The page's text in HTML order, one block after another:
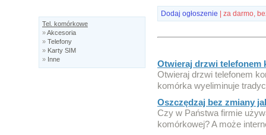
Tel. komórkowe
»Akcesoria
» Telefony
» Karty SIM
» Inne
Dodaj ogłoszenie | za darmo,
Otwieraj drzwi telefonem
Otwieraj drzwi telefonem
komórka wyeliminuje
Oszczędzaj bez zmiany
Czy w Państwa firmie
komórkowej? A może